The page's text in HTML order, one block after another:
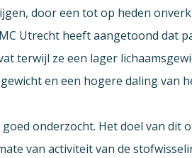
door een tot op heden
Utrecht heeft aangetoond dat
terwijl ze een lager
en een hogere daling van
onderzocht. Het doel van
van activiteit van de